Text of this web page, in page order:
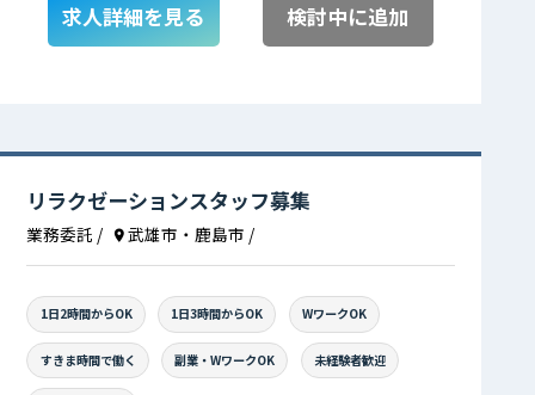
求人詳細を見る 検討中に追加
リラクゼーションスタッフ募集
業務委託 / 武雄市・鹿島市 /
1日2時間からOK 1日3時間からOK WワークOK
すきま時間で働く 副業・WワークOK 未経験者歓迎